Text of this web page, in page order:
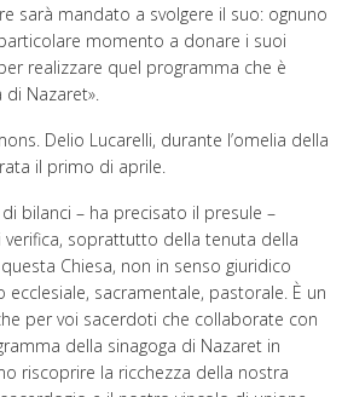
sarà mandato a svolgere il suo: ognuno
momento a donare i suoi
realizzare quel programma che è
Nazaret».
Delio Lucarelli, durante l’omelia della
il primo di aprile.
bilanci – ha precisato il presule –
soprattutto della tenuta della
Chiesa, non in senso giuridico
ecclesiale, sacramentale, pastorale. È un
per voi sacerdoti che collaborate con
della sinagoga di Nazaret in
riscoprire la ricchezza della nostra